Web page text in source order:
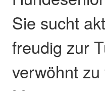
Sie sucht
freudig zur
verwöhnt